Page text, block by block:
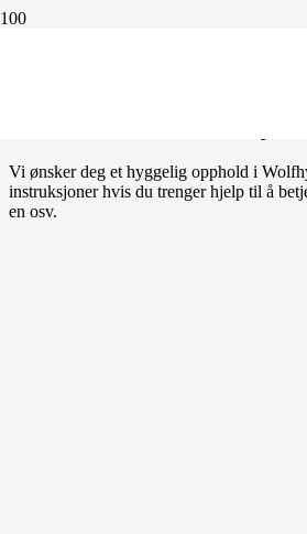
Vi ønsker deg et hyggelig opphold i
instruksjoner hvis du trenger hjelp til å
en osv.